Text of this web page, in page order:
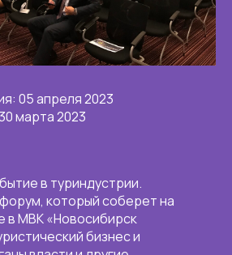
05 апреля 2023
марта 2023
в туриндустрии.
который соберет на
в МВК «Новосибирск
бизнес и